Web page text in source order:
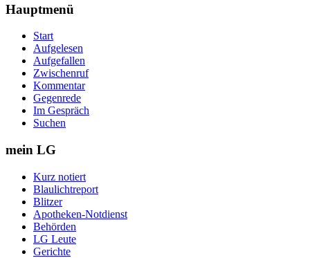
Hauptmenü
Start
Aufgelesen
Aufgefallen
Zwischenruf
Kommentar
Gegenrede
Im Gespräch
Suchen
mein LG
Kurz notiert
Blaulichtreport
Blitzer
Apotheken-Notdienst
Behörden
LG Leute
Gerichte